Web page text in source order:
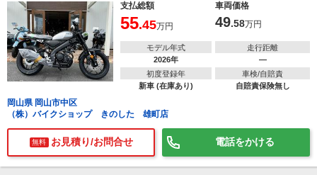
支払総額 車両価格
55.45万円 49.58万円
モデル年式
2026年
走行距離
―
初度登録年
新車 (在庫あり)
車検/自賠責
自賠責保険無し
岡山県 岡山市中区
（株）バイクショップ きのした 雄町店
無料 お見積り/お問合せ 電話をかける